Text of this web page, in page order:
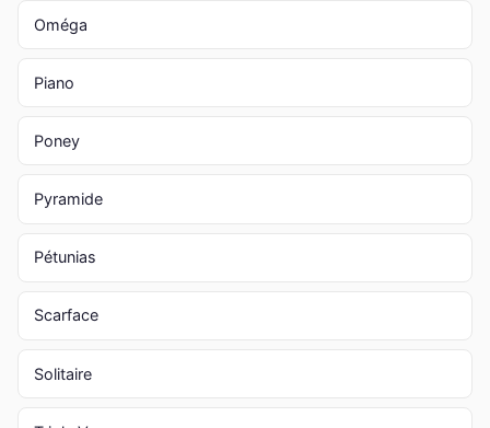
Oméga
Piano
Poney
Pyramide
Pétunias
Scarface
Solitaire